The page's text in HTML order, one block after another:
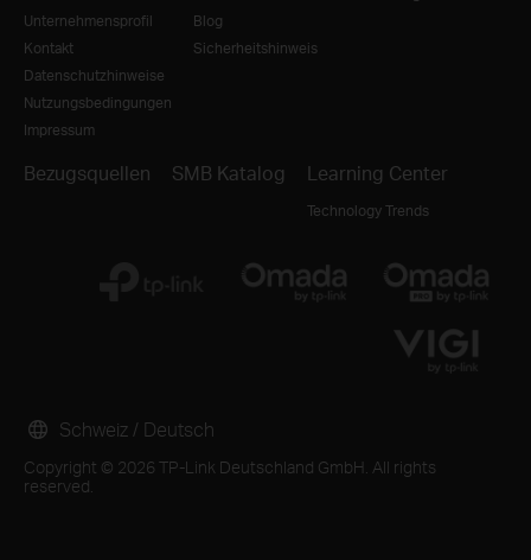
Unternehmensprofil
Kontakt
Datenschutzhinweise
Nutzungsbedingungen
Impressum
Blog
Sicherheitshinweis
Bezugsquellen SMB Katalog Learning Center
Technology Trends
Copyright © 2026 TP-Link Deutschland GmbH. All rights
reserved.
Schweiz / Deutsch